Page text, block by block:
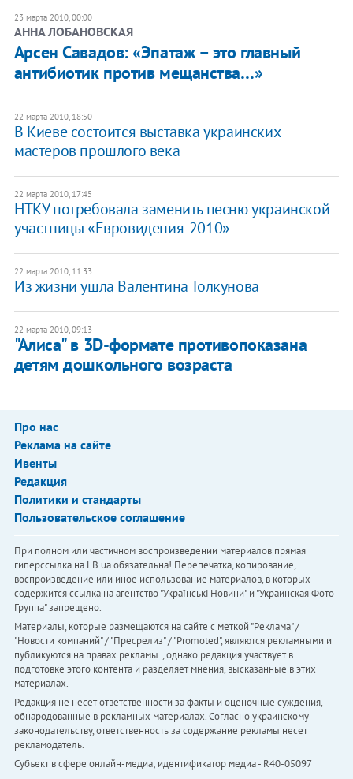
23 марта 2010, 00:00
АННА ЛОБАНОВСКАЯ
Арсен Савадов: «Эпатаж – это главный
антибиотик против мещанства…»
22 марта 2010, 18:50
В Киеве состоится выставка украинских
мастеров прошлого века
22 марта 2010, 17:45
НТКУ потребовала заменить песню украинской
участницы «Евровидения-2010»
22 марта 2010, 11:33
Из жизни ушла Валентина Толкунова
22 марта 2010, 09:13
"Алиса" в 3D-формате противопоказана
детям дошкольного возраста
Про нас
Реклама на сайте
Ивенты
Редакция
Политики и стандарты
Пользовательское соглашение
При полном или частичном воспроизведении материалов прямая
гиперссылка на LB.ua обязательна! Перепечатка, копирование,
воспроизведение или иное использование материалов, в которых
содержится ссылка на агентство "Українськi Новини" и "Украинская Фото
Группа" запрещено.
Материалы, которые размещаются на сайте с меткой "Реклама" /
"Новости компаний" / "Пресрелиз" / "Promoted", являются рекламными и
публикуются на правах рекламы. , однако редакция участвует в
подготовке этого контента и разделяет мнения, высказанные в этих
материалах.
Редакция не несет ответственности за факты и оценочные суждения,
обнародованные в рекламных материалах. Согласно украинскому
законодательству, ответственность за содержание рекламы несет
рекламодатель.
Субъект в сфере онлайн-медиа; идентификатор медиа - R40-05097